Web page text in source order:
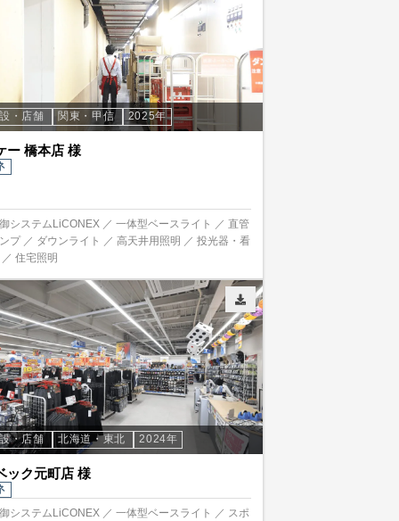
・店舗 関東・甲信 2025年
ー 橋本店 様
システムLiCONEX ／ 一体型ベースライト ／ 直管
プ ／ ダウンライト ／ 高天井用照明 ／ 投光器・看
住宅照明
・店舗 北海道・東北 2024年
ック元町店 様
システムLiCONEX ／ 一体型ベースライト ／ スポ